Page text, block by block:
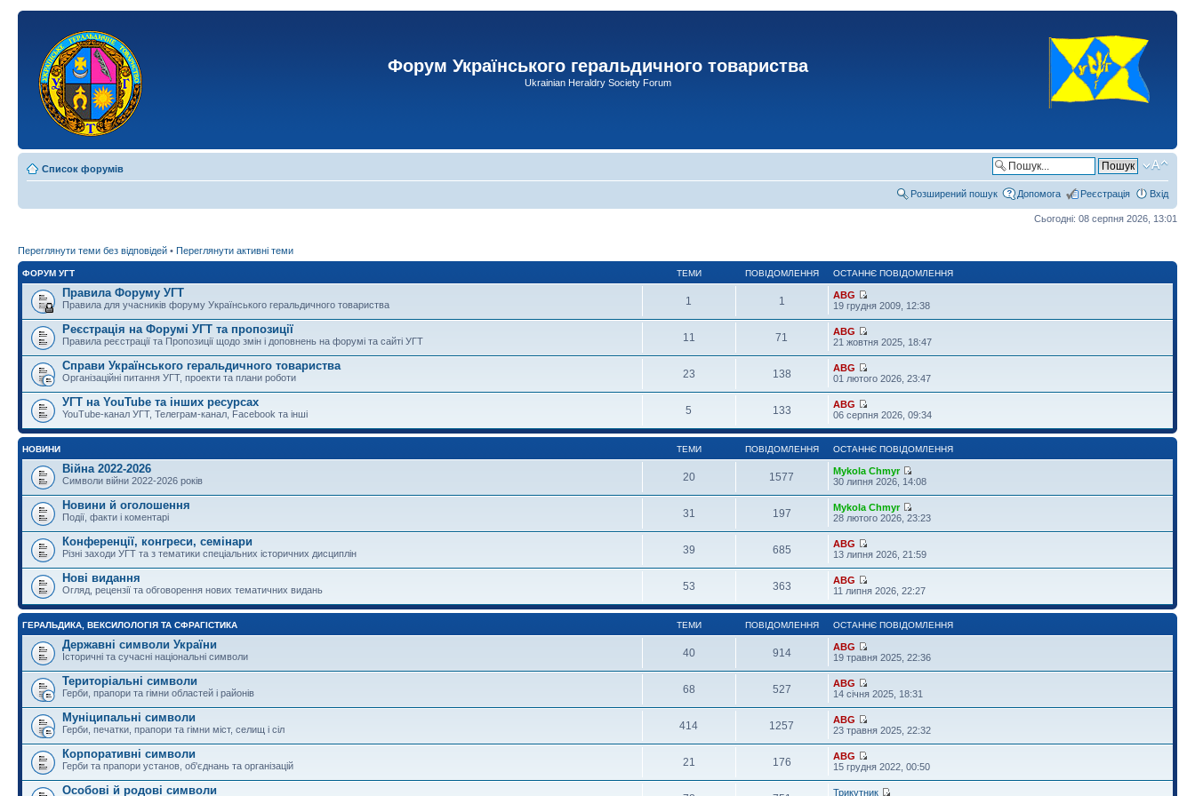
Форум Українського геральдичного товариства
Ukrainian Heraldry Society Forum
Список форумів
Розширений пошук Допомога Реєстрація Вхід
Сьогодні: 08 серпня 2026, 13:01
Переглянути теми без відповідей • Переглянути активні теми
ФОРУМ УГТ ТЕМИ ПОВІДОМЛЕННЯ ОСТАННЄ ПОВІДОМЛЕННЯ
Правила Форуму УГТ
Правила для учасників форуму Українського геральдичного товариства 1 1
ABG
19 грудня 2009, 12:38
Реєстрація на Форумі УГТ та пропозиції
Правила реєстрації та Пропозиції щодо змін і доповнень на форумі та сайті УГТ 11 71
ABG
21 жовтня 2025, 18:47
Справи Українського геральдичного товариства
Організаційні питання УГТ, проекти та плани роботи 23 138
ABG
01 лютого 2026, 23:47
УГТ на YouTube та інших ресурсах
YouTube-канал УГТ, Телеграм-канал, Facebook та інші 5 133
ABG
06 серпня 2026, 09:34
НОВИНИ ТЕМИ ПОВІДОМЛЕННЯ ОСТАННЄ ПОВІДОМЛЕННЯ
Війна 2022-2026
Символи війни 2022-2026 років 20 1577
Mykola Chmyr
30 липня 2026, 14:08
Новини й оголошення
Події, факти і коментарі 31 197
Mykola Chmyr
28 лютого 2026, 23:23
Конференції, конгреси, семінари
Різні заходи УГТ та з тематики спеціальних історичних дисциплін 39 685
ABG
13 липня 2026, 21:59
Нові видання
Огляд, рецензії та обговорення нових тематичних видань 53 363
ABG
11 липня 2026, 22:27
ГЕРАЛЬДИКА, ВЕКСИЛОЛОГІЯ ТА СФРАГІСТИКА ТЕМИ ПОВІДОМЛЕННЯ ОСТАННЄ ПОВІДОМЛЕННЯ
Державні символи України
Історичні та сучасні національні символи 40 914
ABG
19 травня 2025, 22:36
Територіальні символи
Герби, прапори та гімни областей і районів 68 527
ABG
14 січня 2025, 18:31
Муніципальні символи
Герби, печатки, прапори та гімни міст, селищ і сіл 414 1257
ABG
23 травня 2025, 22:32
Корпоративні символи
Герби та прапори установ, об'єднань та організацій 21 176
ABG
15 грудня 2022, 00:50
Особові й родові символи Трикутник